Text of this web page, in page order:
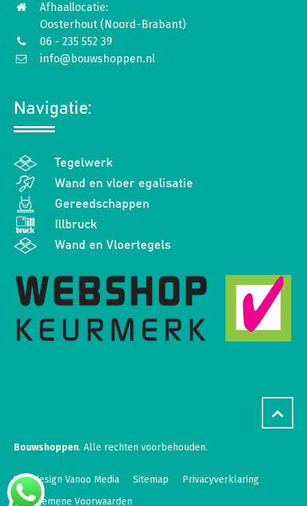
Afhaallocatie:
Oosterhout (Noord-Brabant)
06 - 235 552 39
info@bouwshoppen.nl
Navigatie:
Tegelwerk
Wand en vloer egalisatie
Gereedschappen
Illbruck
Wand en Vloertegels
Bouwshoppen. Alle rechten voorbehouden.
Webdesign Vanoo Media Sitemap
Privacyverklaring
Algemene Voorwaarden